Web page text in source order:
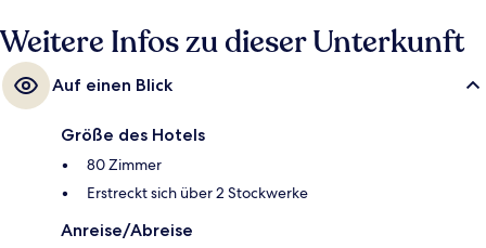
Weitere Infos zu dieser Unterkunft
Auf einen Blick
Größe des Hotels
80 Zimmer
Erstreckt sich über 2 Stockwerke
Anreise/Abreise